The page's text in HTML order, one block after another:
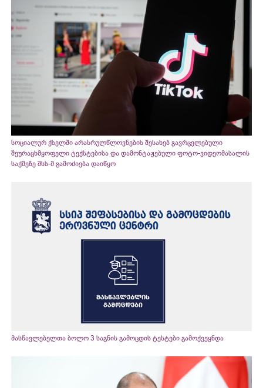
სოციალურ ქსელში არასრულწლოვნების შესახებ გავრცელებული
შეურაცხმყოფელი ტექსტებისა და დამონტაჟებული ფოტო-ვიდეომასალის
საქმეზე შსს-მ გამოძიება დაიწყო
მასწავლებელთა ბოლო 3 საგნის გამოცდის ტესტები გამოქვეყნდა